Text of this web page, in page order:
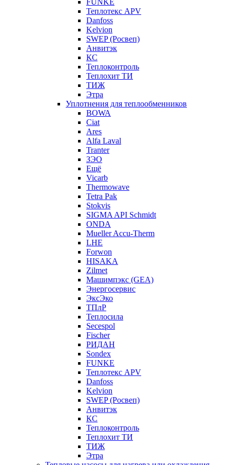
FUNKE
Теплотекс APV
Danfoss
Kelvion
SWEP (Росвеп)
Анвитэк
КС
Теплоконтроль
Теплохит ТИ
ТИЖ
Этра
Уплотнения для теплообменников
BOWA
Ciat
Ares
Alfa Laval
Tranter
ЗЭО
Ещё
Vicarb
Thermowave
Tetra Pak
Stokvis
SIGMA API Schmidt
ONDA
Mueller Accu-Therm
LHE
Forwon
HISAKA
Zilmet
Машимпэкс (GEA)
Энергосервис
ЭксЭко
ТПлР
Теплосила
Secespol
Fischer
РИДАН
Sondex
FUNKE
Теплотекс APV
Danfoss
Kelvion
SWEP (Росвеп)
Анвитэк
КС
Теплоконтроль
Теплохит ТИ
ТИЖ
Этра